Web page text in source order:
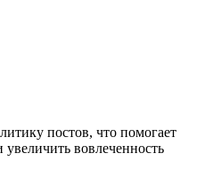
постов, что помогает
вовлеченность